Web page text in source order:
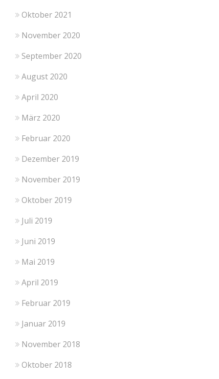
Oktober 2021
November 2020
September 2020
August 2020
April 2020
März 2020
Februar 2020
Dezember 2019
November 2019
Oktober 2019
Juli 2019
Juni 2019
Mai 2019
April 2019
Februar 2019
Januar 2019
November 2018
Oktober 2018